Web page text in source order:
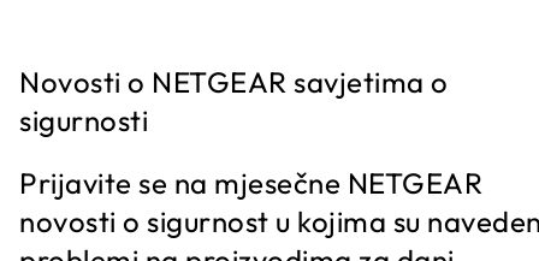
Novosti o NETGEAR savjetima o
sigurnosti
Prijavite se na mjesečne NETGEAR
novosti o sigurnost u kojima su